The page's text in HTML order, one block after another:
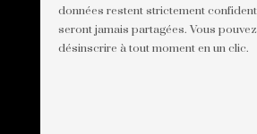
données restent strictement
seront jamais partagées. Vous
désinscrire à tout moment en un clic.